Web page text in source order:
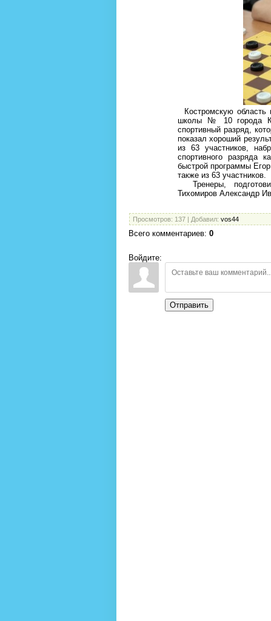
Костромскую область
школы № 10 города
спортивный разряд,
показал хороший
из 63 участников,
спортивного разряда
быстрой программы
также из 63 участников.
Тренеры,
Тихомиров Александр
Просмотров: 137 | Добавил: vos44
Всего комментариев: 0
Войдите:
Отправить